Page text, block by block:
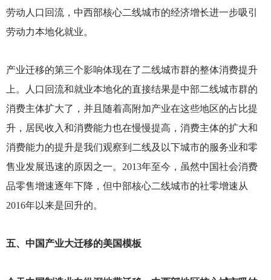
劳动人口回流，中西部核心二线城市的经济增长进一步吸引
劳动力本地化就业。
产业迁移的第三个影响体现在了二线城市群的整体消费提升
上。人口回流和就业本地化的直接结果是中部二线城市群的
消费主体扩大了，并且随着高附加产业在这些地区的占比提
升，居民收入和消费能力也在慢慢提高，消费主体的扩大和
消费能力的提升是我们观察到二线及以下城市的服务业和零
售业发展迅速的原因之一。2013年至今，虽然中国社会消费
品零售增速逐年下降，但中部核心二线城市的社零增速从
2016年以来是回升的。
五、中国产业大迁移的美国模板